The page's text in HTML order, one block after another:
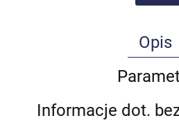
Opis
Informacje dot.